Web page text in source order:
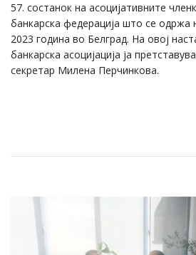
57. состанок на асоцијативните
банкарска федерација што се одржа
2023 година во Белград. На овој
банкарска асоцијација ја
секретар Милена Перчинкова.